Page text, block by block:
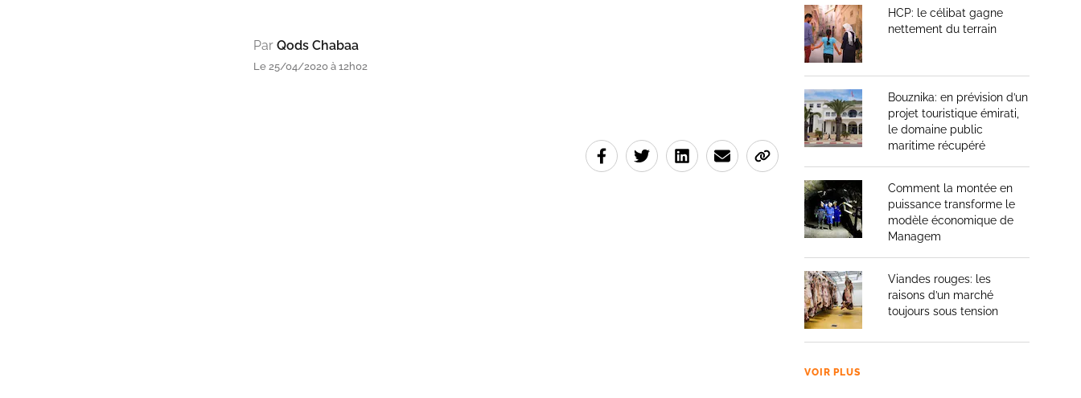
Par Qods Chabaa
Le 25/04/2020 à 12h02
HCP: le célibat gagne
nettement du terrain
Bouznika: en prévision d’un
projet touristique émirati,
le domaine public
maritime récupéré
Comment la montée en
puissance transforme le
modèle économique de
Managem
Viandes rouges: les
raisons d’un marché
toujours sous tension
VOIR PLUS